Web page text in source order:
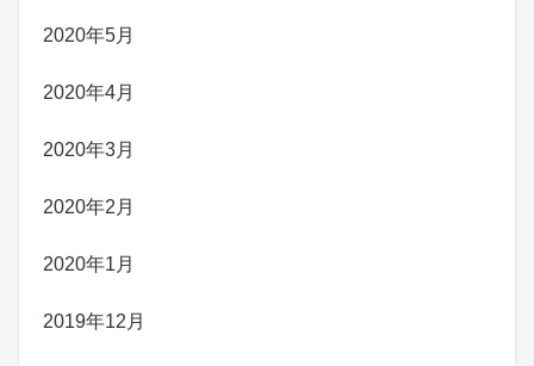
2020年5月
2020年4月
2020年3月
2020年2月
2020年1月
2019年12月